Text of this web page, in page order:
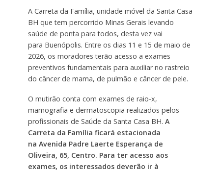
A Carreta da Família, unidade móvel da Santa Casa
BH que tem percorrido Minas Gerais levando
saúde de ponta para todos, desta vez vai
para Buenópolis. Entre os dias 11 e 15 de maio de
2026, os moradores terão acesso a exames
preventivos fundamentais para auxiliar no rastreio
do câncer de mama, de pulmão e câncer de pele.
O mutirão conta com exames de raio-x,
mamografia e dermatoscopia realizados pelos
profissionais de Saúde da Santa Casa BH. A
Carreta da Família ficará estacionada
na Avenida Padre Laerte Esperança de
Oliveira, 65, Centro. Para ter acesso aos
exames, os interessados deverão ir à